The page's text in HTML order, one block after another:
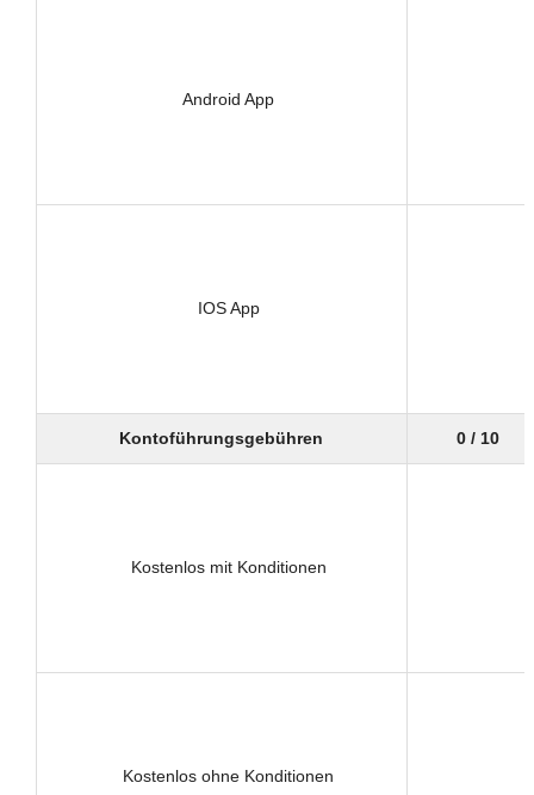
Android App
IOS App
Kontoführungsgebühren 0 / 10
Kostenlos mit Konditionen
Kostenlos ohne Konditionen